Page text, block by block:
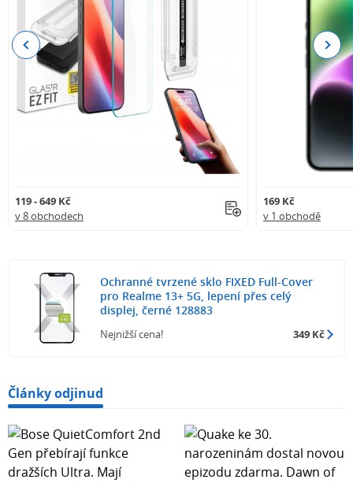
119 - 649 Kč
v 8 obchodech
169 Kč
v 1 obchodě
Previous Next
Ochranné tvrzené sklo FIXED Full-Cover
pro Realme 13+ 5G, lepení přes celý
displej, černé 128883
Nejnižší cena! 349 Kč
Články odjinud